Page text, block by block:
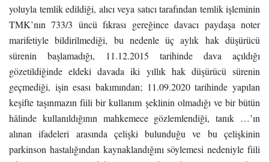
yoluyla temlik edildiği, alıcı veya satıcı tarafından temlik işleminin
TMK’nın 733/3 üncü fıkrası gereğince davacı paydaşa noter
marifetiyle bildirilmediği, bu nedenle üç aylık hak düşürücü
sürenin başlamadığı, 11.12.2015 tarihinde dava açıldığı
gözetildiğinde eldeki davada iki yıllık hak düşürücü sürenin
geçmediği, işin esası bakımından; 11.09.2020 tarihinde yapılan
keşifte taşınmazın fiili bir kullanım şeklinin olmadığı ve bir bütün
hâlinde kullanıldığının mahkemece gözlemlendiği, tanık …’ın
alınan ifadeleri arasında çelişki bulunduğu ve bu çelişkinin
parkinson hastalığından kaynaklandığını söylemesi nedeniyle fiili